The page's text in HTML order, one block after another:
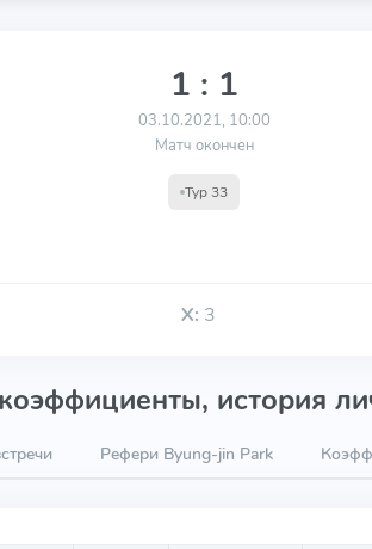
1 : 1
03.10.2021, 10:00
Матч окончен
Тур 33
Х: 3
история
Рефери Byung-jin Park